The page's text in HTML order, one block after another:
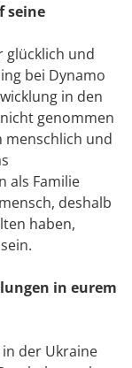
seine
glücklich und
bei Dynamo
in den
genommen
menschlich und
als Familie
deshalb
haben,
in eurem
der Ukraine